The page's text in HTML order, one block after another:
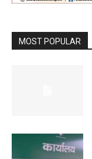
MOST POPULAR